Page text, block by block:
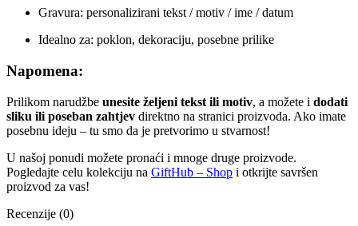
Gravura: personalizirani tekst / motiv / ime / datum
Idealno za: poklon, dekoraciju, posebne prilike
Napomena:
Prilikom narudžbe unesite željeni tekst ili motiv, a možete i dodati
sliku ili poseban zahtjev direktno na stranici proizvoda. Ako imate
posebnu ideju – tu smo da je pretvorimo u stvarnost!
U našoj ponudi možete pronaći i mnoge druge proizvode.
Pogledajte celu kolekciju na GiftHub – Shop i otkrijte savršen
proizvod za vas!
Recenzije (0)